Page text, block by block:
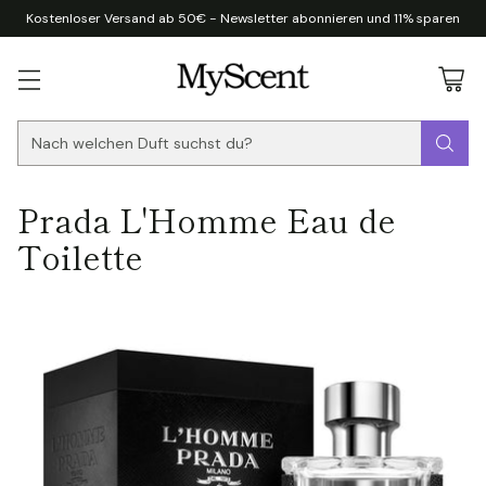
Nach welchen Duft suchst du?
Kostenloser Versand ab 50€ - Newsletter abonnieren und 11% sparen
Prada L'Homme Eau de
Toilette